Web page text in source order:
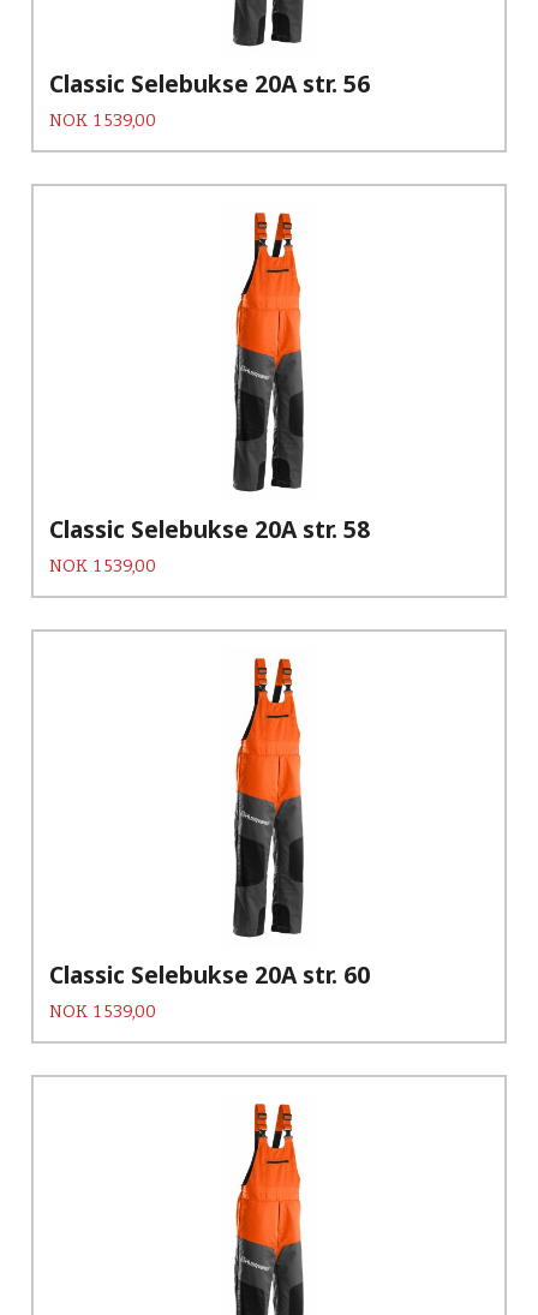
Classic Selebukse 20A str. 56
Pris
NOK 1 539,00
Classic Selebukse 20A str. 58
Pris
NOK 1 539,00
Classic Selebukse 20A str. 60
Pris
NOK 1 539,00